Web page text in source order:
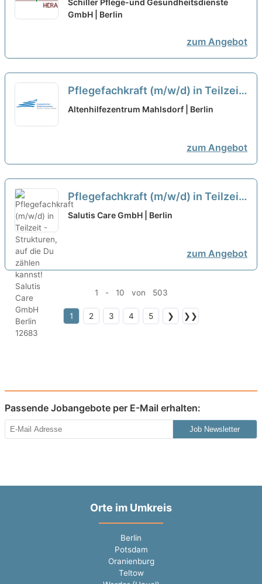
in Teilzeit (20-30h/Woche) – Dein
neu
Schiller Pflege-und Gesundheitsdienste
GmbH | Berlin
zum Angebot
Pflegefachkraft (m/w/d) in Teilzeit
- Gemeinsam Gutes tun! neu
Altenhilfezentrum Mahlsdorf | Berlin
zum Angebot
Pflegefachkraft (m/w/d) in Teilzeit
- Strukturen, auf die Du zählen
Salutis Care GmbH | Berlin
zum Angebot
1 - 10 von 503
1 2 3 4 5 ❯ ❯❯
Passende Jobangebote per E-Mail erhalten:
Job Newsletter
Orte im Umkreis
Berlin
Potsdam
Oranienburg
Teltow